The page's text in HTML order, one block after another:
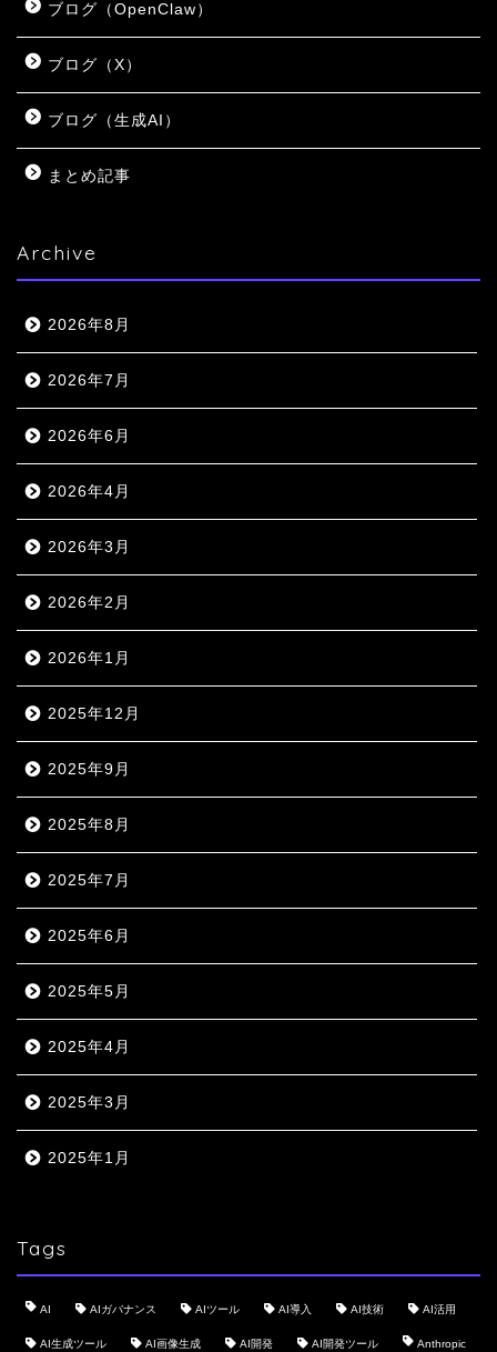
ブログ（OpenClaw）
ブログ（X）
ブログ（生成AI）
まとめ記事
Archive
2026年8月
2026年7月
2026年6月
2026年4月
2026年3月
2026年2月
2026年1月
2025年12月
2025年9月
2025年8月
2025年7月
2025年6月
2025年5月
2025年4月
2025年3月
2025年1月
Tags
AI AIガバナンス AIツール AI導入 AI技術 AI活用
AI生成ツール AI画像生成 AI開発 AI開発ツール Anthropic